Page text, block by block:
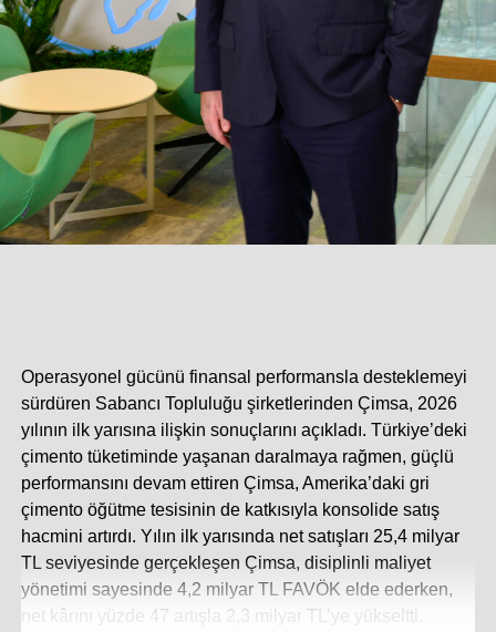
Yalıtım katmanının korunması ve sonraki
katmanların oluşturulması
Bekleme süresinin gözetilmesi ve test edilmesi
İşin teslimi
Garanti prosedürünün işletilmesi (yanlış algılara ve
olmayacak beklentilere mahal vermeyecek garanti
kapsamı, kanuni süreç ya da ilgili birim fiyatlara
fark işletilerek garanti sürecinin reel olarak
yapabilme anlamı taşır.
Bu vesileyle, sektörümüz açısından depreme karşı
verebileceğimiz mücadeleye ışık tutarken, benzer ve
büyük acılara muhatap olmamayı arzu ediyoruz.
Kaybettiğimiz vatandaşlarımıza Allah’tan rahmet,
yakınlarına başsağlığı diliyoruz.
İLGİLİ KONULAR:
Operasyonel gücünü finansal performansla desteklemeyi
sürdüren Sabancı Topluluğu şirketlerinden Çimsa, 2026
yılının ilk yarısına ilişkin sonuçlarını açıkladı. Türkiye’deki
çimento tüketiminde yaşanan daralmaya rağmen, güçlü
performansını devam ettiren Çimsa, Amerika’daki gri
çimento öğütme tesisinin de katkısıyla konsolide satış
hacmini artırdı. Yılın ilk yarısında net satışları 25,4 milyar
TL seviyesinde gerçekleşen Çimsa, disiplinli maliyet
yönetimi sayesinde 4,2 milyar TL FAVÖK elde ederken,
net kârını yüzde 47 artışla 2,3 milyar TL’ye yükseltti.